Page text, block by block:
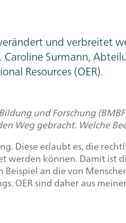
und verbreitet
Surmann,
Resources(OER).
und Forschung
gebracht. Welche
Diese erlaubt es, die
können. Damit ist
an die von
OER sind daher aus